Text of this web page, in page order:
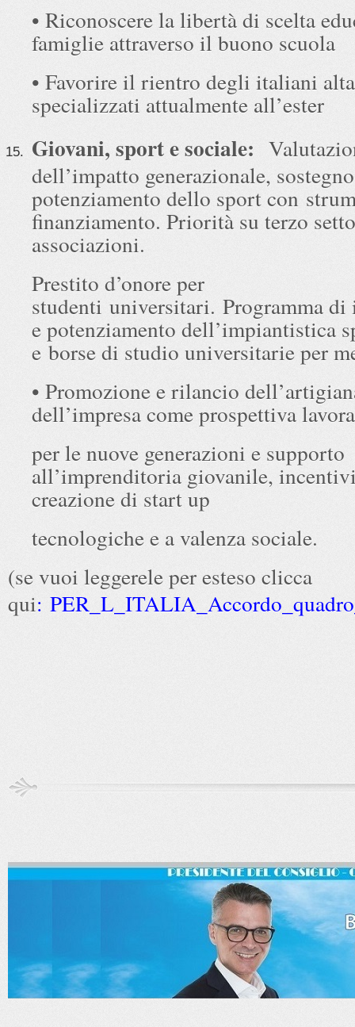
• Riconoscere la libertà di scelta
famiglie attraverso il buono scuola
• Favorire il rientro degli italiani
specializzati attualmente all’ester
Giovani, sport e sociale:
dell’impatto generazionale,
potenziamento dello sport con
finanziamento. Priorità su terzo
associazioni.
Prestito d’onore per
studenti universitari. Programma di
e potenziamento dell’impiantistica
e borse di studio universitarie per
• Promozione e rilancio
dell’impresa come prospettiva
per le nuove generazioni e supporto
all’imprenditoria giovanile,
creazione di start up
tecnologiche e a valenza sociale.
(se vuoi leggerele per esteso clicca
qui: